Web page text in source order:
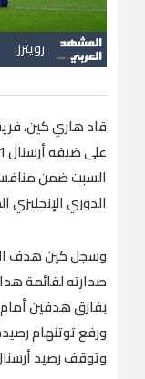
رويترز:
قاد هاري كين،
السبت ضمن
الدوري الإنجليزي
بفارق هدفين
وتوقف رصيد أرسنال عند 45 نقطة في